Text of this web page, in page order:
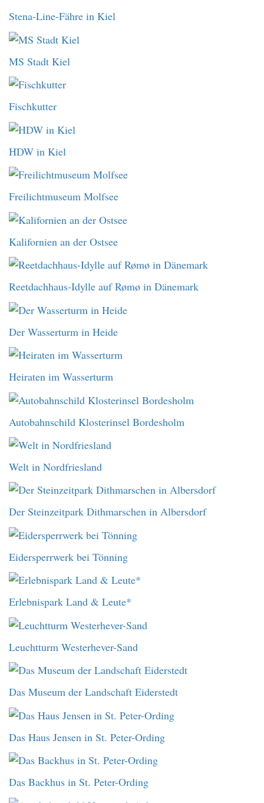
Stena-Line-Fähre in Kiel
MS Stadt Kiel
Fischkutter
HDW in Kiel
Freilichtmuseum Molfsee
Kalifornien an der Ostsee
Reetdachhaus-Idylle auf Rømø in Dänemark
Der Wasserturm in Heide
Heiraten im Wasserturm
Autobahnschild Klosterinsel Bordesholm
Welt in Nordfriesland
Der Steinzeitpark Dithmarschen in Albersdorf
Eidersperrwerk bei Tönning
Erlebnispark Land & Leute*
Leuchtturm Westerhever-Sand
Das Museum der Landschaft Eiderstedt
Das Haus Jensen in St. Peter-Ording
Das Backhus in St. Peter-Ording